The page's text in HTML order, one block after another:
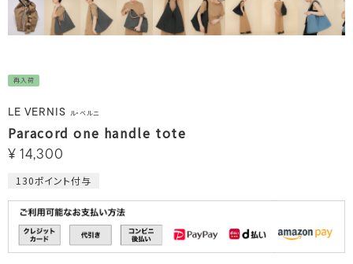
再入荷
LE VERNIS ル・ベルニ
Paracord one handle tote
¥ 14,300
130ポイント付与